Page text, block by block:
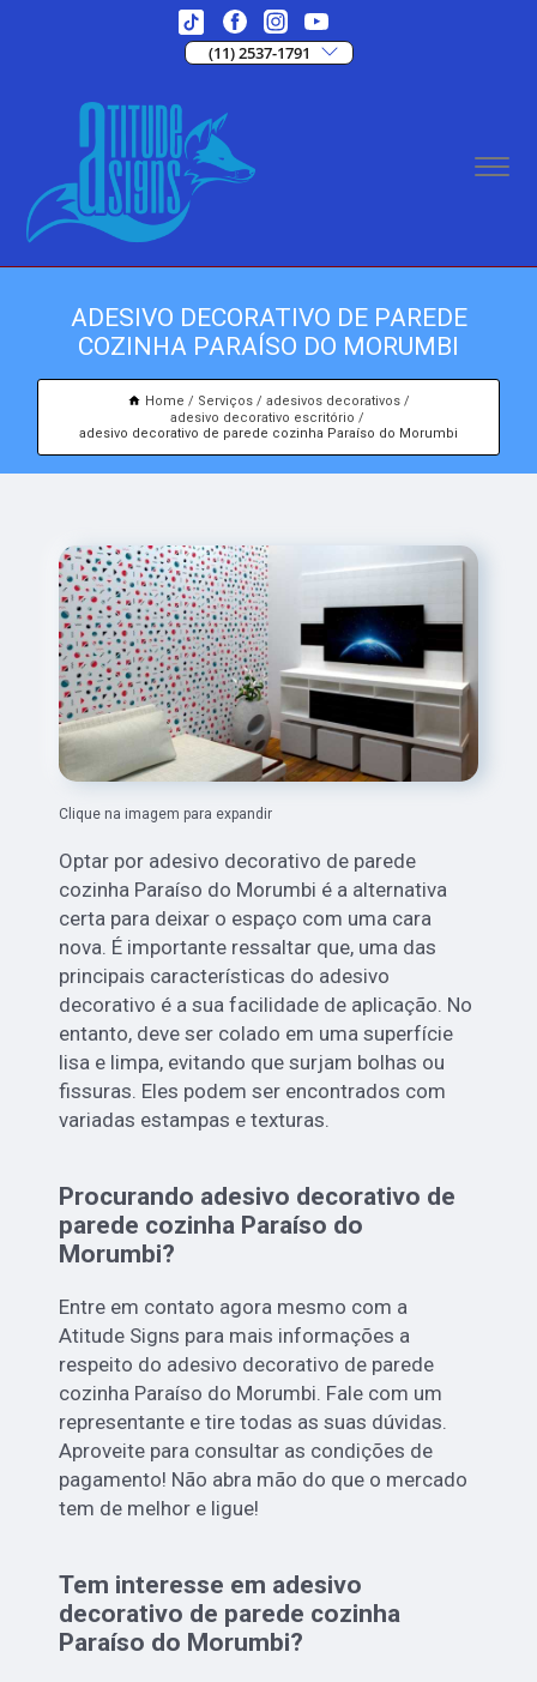
(11) 2537-1791
ADESIVO DECORATIVO DE PAREDE
COZINHA PARAÍSO DO MORUMBI
Home Serviços
adesivos decorativos
adesivo decorativo escritório
adesivo decorativo de parede cozinha Paraíso do Morumbi
Clique na imagem para expandir
Optar por adesivo decorativo de parede
cozinha Paraíso do Morumbi é a alternativa
certa para deixar o espaço com uma cara
nova. É importante ressaltar que, uma das
principais características do adesivo
decorativo é a sua facilidade de aplicação. No
entanto, deve ser colado em uma superfície
lisa e limpa, evitando que surjam bolhas ou
fissuras. Eles podem ser encontrados com
variadas estampas e texturas.
Procurando adesivo decorativo de
parede cozinha Paraíso do
Morumbi?
Entre em contato agora mesmo com a
Atitude Signs para mais informações a
respeito do adesivo decorativo de parede
cozinha Paraíso do Morumbi. Fale com um
representante e tire todas as suas dúvidas.
Aproveite para consultar as condições de
pagamento! Não abra mão do que o mercado
tem de melhor e ligue!
Tem interesse em adesivo
decorativo de parede cozinha
Paraíso do Morumbi?